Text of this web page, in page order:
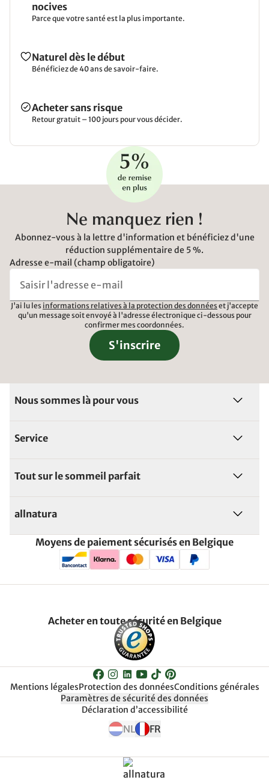
nocives
Parce que votre santé est la plus importante.
Naturel dès le début
Bénéficiez de 40 ans de savoir-faire.
Acheter sans risque
Retour gratuit – 100 jours pour vous décider.
Ne manquez rien !
Abonnez-vous à la lettre d'information et bénéficiez d'une
réduction supplémentaire de 5 %.
Adresse e-mail (champ obligatoire)
J'ai lu les informations relatives à la protection des données et j'accepte
qu'un message soit envoyé à l'adresse électronique ci-dessous pour
confirmer mes coordonnées.
S'inscrire
Nous sommes là pour vous
Service
Tout sur le sommeil parfait
allnatura
Moyens de paiement sécurisés en Belgique
Acheter en toute sécurité en Belgique
Mentions légalesProtection des donnéesConditions générales
Paramètres de sécurité des données
Déclaration d’accessibilité
NL FR